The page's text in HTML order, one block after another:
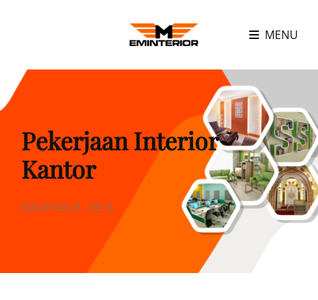
MENU
Pekerjaan Interior
Kantor
POSTED
AGUSTUS 8, 2015